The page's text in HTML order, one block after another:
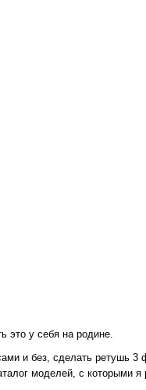
это у себя на родине.
и без, сделать ретушь
моделей, с которыми